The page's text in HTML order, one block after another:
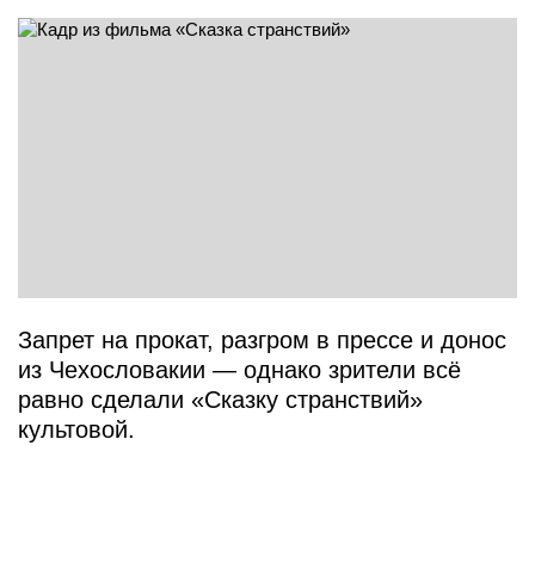
Запрет на прокат, разгром в прессе и донос
из Чехословакии — однако зрители всё
равно сделали «Сказку странствий»
культовой.